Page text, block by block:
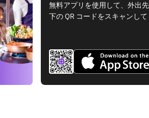
無料アプリを使用して、外出
下の QR コードをスキャンし